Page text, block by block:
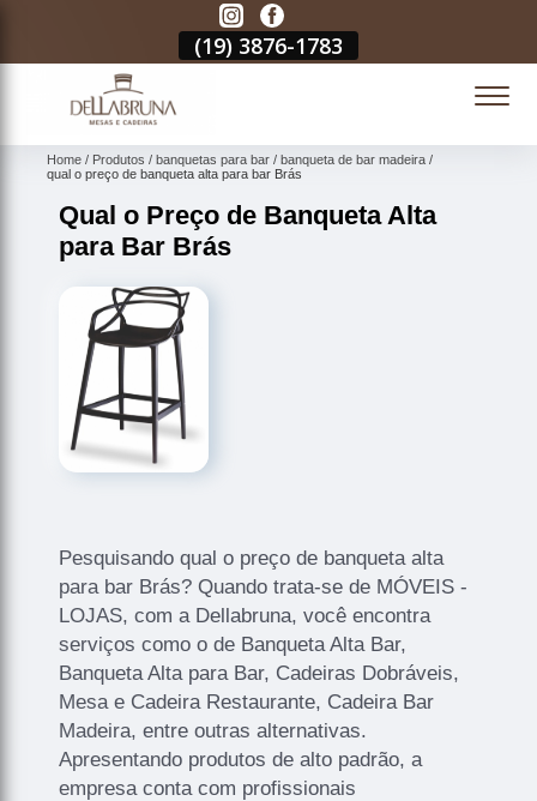
(19) 3876-1783
Home Produtos banquetas para bar
banqueta de bar madeira
qual o preço de banqueta alta para bar Brás
Qual o Preço de Banqueta Alta
para Bar Brás
Pesquisando qual o preço de banqueta alta
para bar Brás? Quando trata-se de MÓVEIS -
LOJAS, com a Dellabruna, você encontra
serviços como o de Banqueta Alta Bar,
Banqueta Alta para Bar, Cadeiras Dobráveis,
Mesa e Cadeira Restaurante, Cadeira Bar
Madeira, entre outras alternativas.
Apresentando produtos de alto padrão, a
empresa conta com profissionais